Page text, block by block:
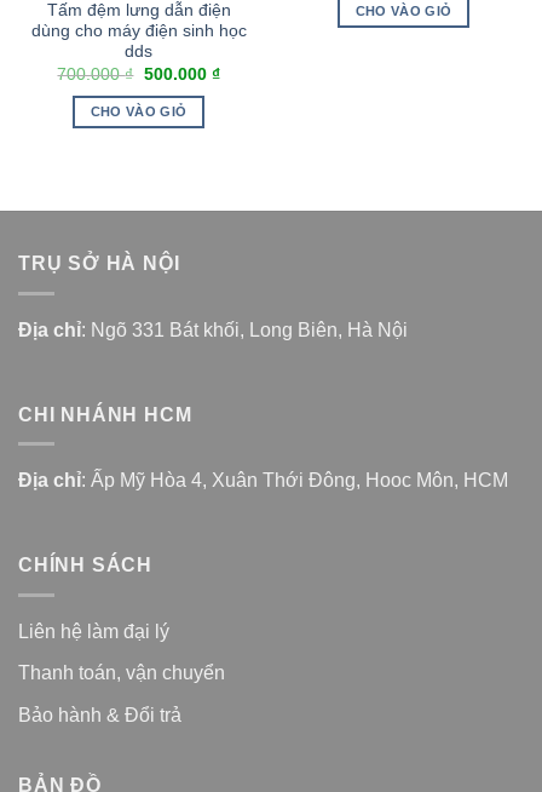
Tấm đệm lưng dẫn điện
dùng cho máy điện sinh học
dds
700.000₫ 500.000 ₫
CHO VÀO GIỎ
CHO VÀO GIỎ
TRỤ SỞ HÀ NỘI
Địa chỉ: Ngõ 331 Bát khối, Long Biên, Hà Nội
CHI NHÁNH HCM
Địa chỉ: Ấp Mỹ Hòa 4, Xuân Thới Đông, Hooc Môn, HCM
CHÍNH SÁCH
Liên hệ làm đại lý
Thanh toán, vận chuyển
Bảo hành & Đổi trả
BẢN ĐỒ